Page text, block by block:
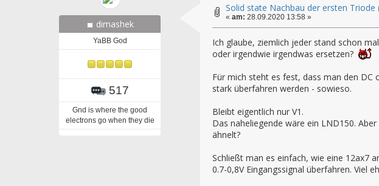
dimashek
YaBB God
517
Gnd is where the good
electrons go when they die
Solid state Nachbau der ersten Triode
« am: 28.09.2020 13:58 »
Ich glaube, ziemlich jeder stand schon
oder irgendwie irgendwas ersetzen?
Für mich steht es fest, dass man den DC
stark überfahren werden - sowieso.
Bleibt eigentlich nur V1.
Das naheliegende wäre ein LND150.
ähnelt?
Schließt man es einfach, wie eine 12ax7
0.7-0,8V Eingangssignal überfahren. Viel